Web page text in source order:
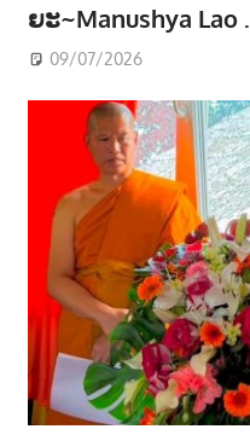
ຍະ~Manushya Lao .
09/07/2026